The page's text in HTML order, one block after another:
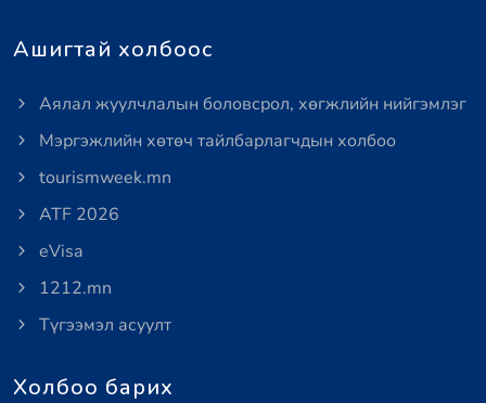
Ашигтай холбоос
Аялал жуулчлалын боловсрол, хөгжлийн нийгэмлэг
Мэргэжлийн хөтөч тайлбарлагчдын холбоо
tourismweek.mn
ATF 2026
eVisa
1212.mn
Түгээмэл асуулт
Холбоо барих